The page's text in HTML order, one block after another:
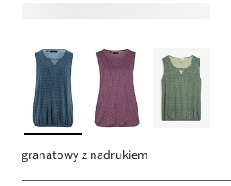
granatowy z nadrukiem